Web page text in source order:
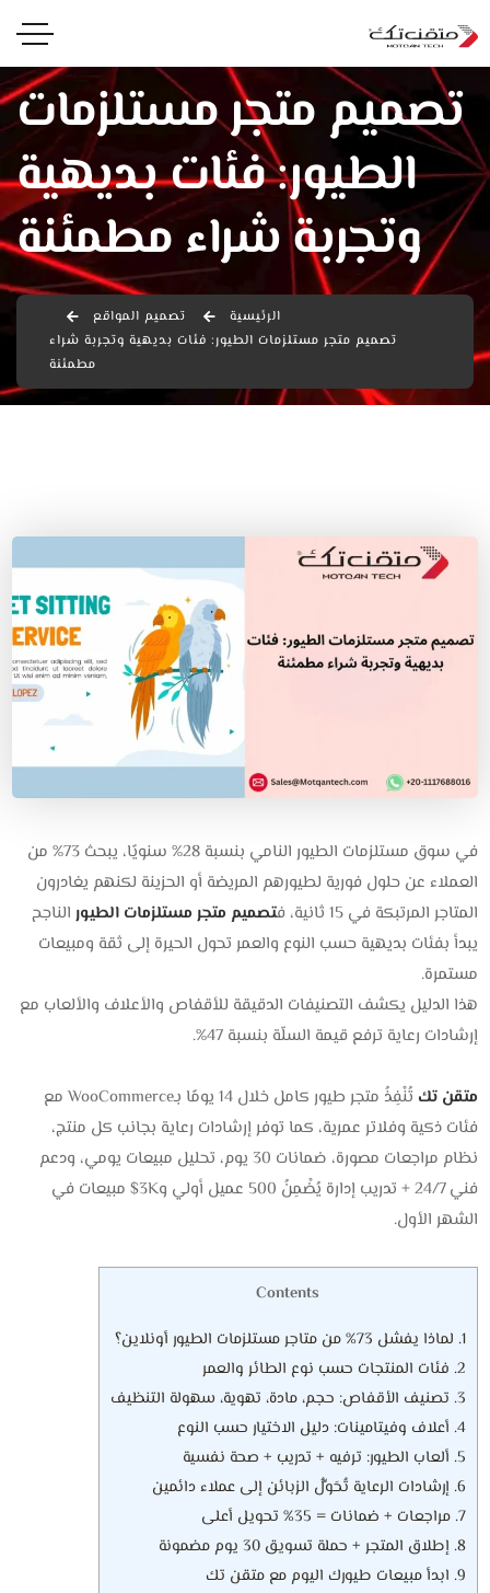
تصميم متجر مستلزمات
الطيور: فئات بديهية
وتجربة شراء مطمئنة
الرئيسية
تصميم المواقع
تصميم متجر مستلزمات الطيور: فئات بديهية وتجربة شراء
مطمئنة
في سوق مستلزمات الطيور النامي بنسبة 28% سنويًا، يبحث 73% من
العملاء عن حلول فورية لطيورهم المريضة أو الحزينة لكنهم يغادرون
المتاجر المرتبكة في 15 ثانية، ف
تصميم متجر مستلزمات الطيور الناجح
يبدأ بفئات بديهية حسب النوع والعمر تحول الحيرة إلى ثقة ومبيعات
مستمرة.
هذا الدليل يكشف التصنيفات الدقيقة للأقفاص والأعلاف والألعاب مع
إرشادات رعاية ترفع قيمة السلّة بنسبة 47%.
متقن تك
تُنْفِذُ متجر طيور كامل خلال 14 يومًا بـWooCommerce مع
فئات ذكية وفلاتر عمرية، كما توفر إرشادات رعاية بجانب كل منتج،
نظام مراجعات مصورة، ضمانات 30 يوم، تحليل مبيعات يومي، ودعم
فني 24/7 + تدريب إدارة يُضْمِنُ 500 عميل أولي و3K$ مبيعات في
الشهر الأول.
Contents
1. لماذا يفشل 73% من متاجر مستلزمات الطيور أونلاين؟
2. فئات المنتجات حسب نوع الطائر والعمر
3. تصنيف الأقفاص: حجم، مادة، تهوية، سهولة التنظيف
4. أعلاف وفيتامينات: دليل الاختيار حسب النوع
5. ألعاب الطيور: ترفيه + تدريب + صحة نفسية
6. إرشادات الرعاية تُحَوِّلُ الزبائن إلى عملاء دائمين
7. مراجعات + ضمانات = 35% تحويل أعلى
8. إطلاق المتجر + حملة تسويق 30 يوم مضمونة
9. ابدأ مبيعات طيورك اليوم مع متقن تك